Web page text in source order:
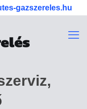
gazszereles.hu